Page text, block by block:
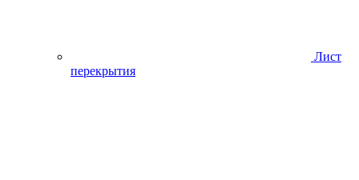
Лист
перекрытия